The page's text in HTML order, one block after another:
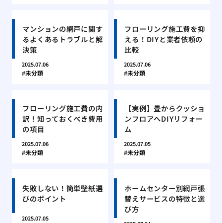
マンションの網戸に関す
るよくあるトラブルと解
決策
2025.07.06
未分類
フローリング施工費を抑
える！DIYと業者依頼の
比較
2025.07.06
未分類
フローリング施工費の内
訳！知っておくべき費用
の項目
2025.07.06
未分類
【実例】畳からクッショ
ンフロアへDIYリフォー
ム
2025.07.05
未分類
失敗しない！簡単壁紙選
びのポイント
2025.07.05
ホームセンター別網戸張
替えサービスの特徴と選
び方